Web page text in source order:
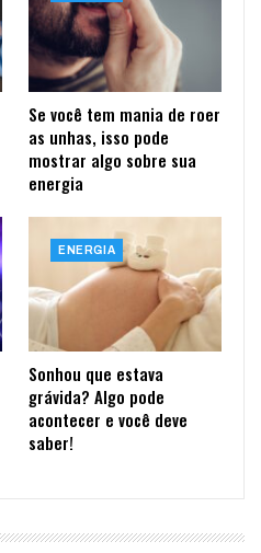
Se você tem mania de roer
as unhas, isso pode
mostrar algo sobre sua
energia
ENERGIA
Sonhou que estava
grávida? Algo pode
acontecer e você deve
saber!